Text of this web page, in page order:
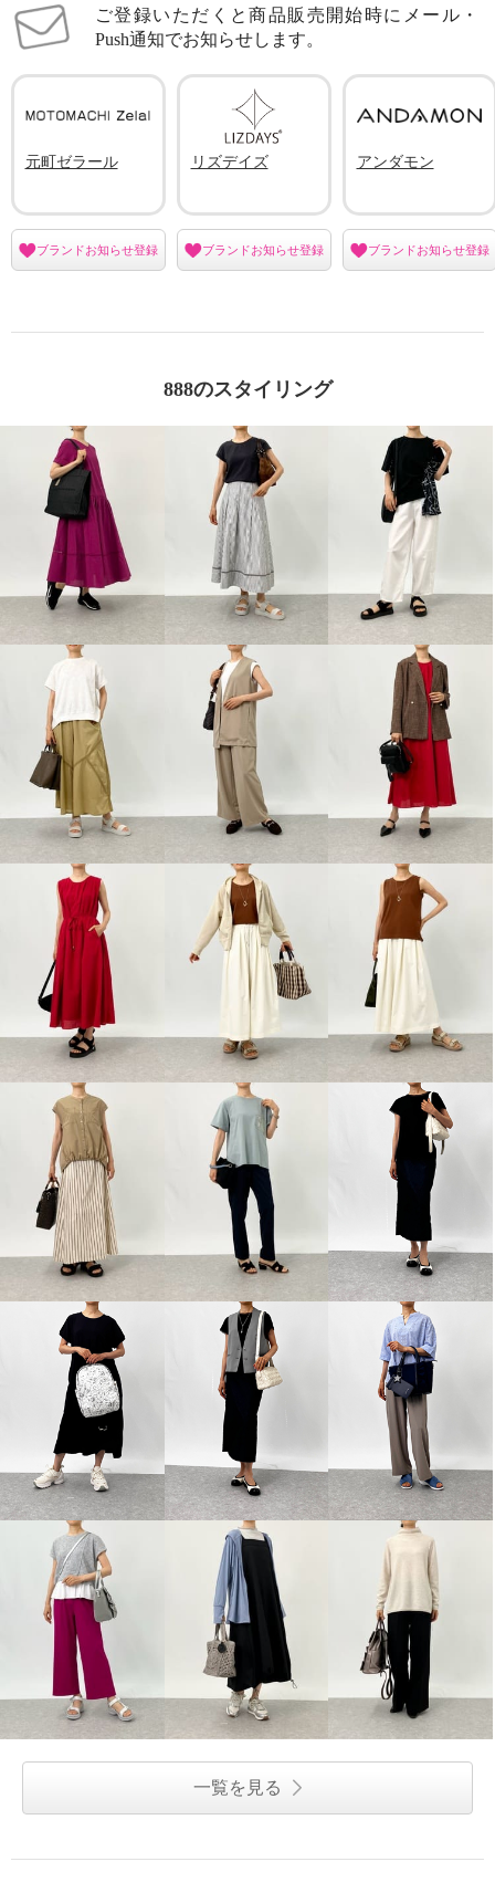
ご登録いただくと商品販売開始時にメール・
Push通知でお知らせします。
元町ゼラール
ブランドお知らせ登録
リズデイズ
ブランドお知らせ登録
アンダモン
ブランドお知らせ登録
888のスタイリング
一覧を見る